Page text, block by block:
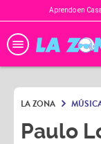
Aprendo en Casa
LA ZONA
Paulo